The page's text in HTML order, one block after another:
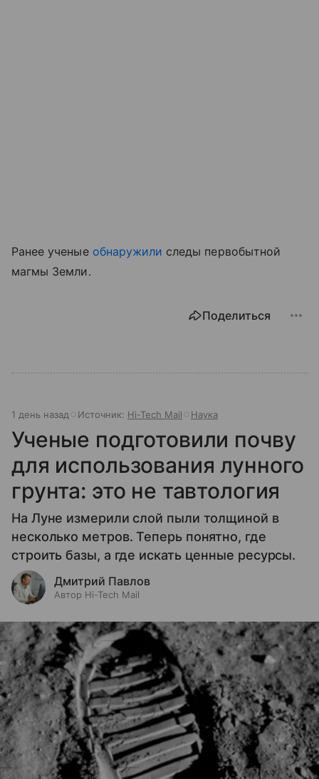
Ранее ученые обнаружили следы первобытной
магмы Земли.
Поделиться
1 день назад Источник: Hi-Tech Mail Наука
Ученые подготовили почву
для использования лунного
грунта: это не тавтология
На Луне измерили слой пыли толщиной в
несколько метров. Теперь понятно, где
строить базы, а где искать ценные ресурсы.
Дмитрий Павлов
Автор Hi-Tech Mail